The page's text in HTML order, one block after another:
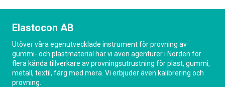
Elastocon AB
Utöver våra egenutvecklade instrument för provning av
gummi- och plastmaterial har vi även agenturer i Norden för
flera kända tillverkare av provningsutrustning för plast, gummi,
metall, textil, färg med mera. Vi erbjuder även kalibrering och
provning.